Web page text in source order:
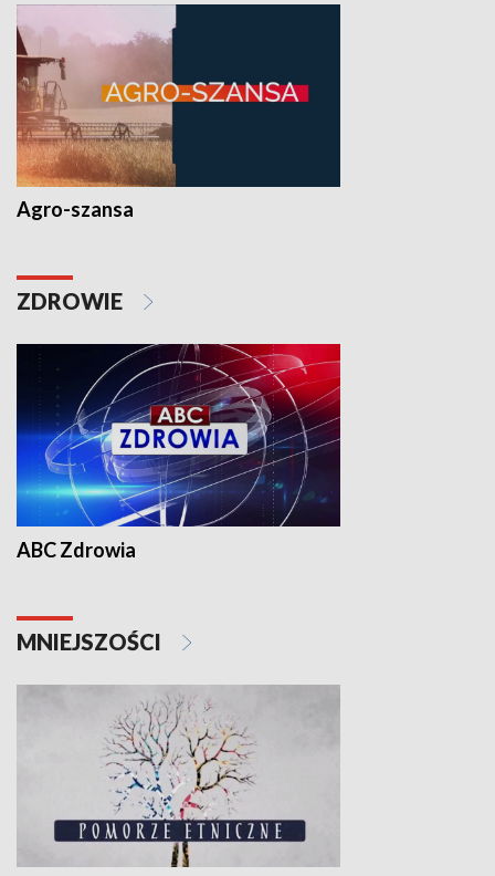
Agro-szansa
ZDROWIE
ABC Zdrowia
MNIEJSZOŚCI